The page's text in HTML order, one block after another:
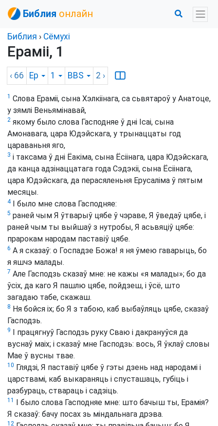
Библия онлайн
Библия › Сёмухі
Ераміі, 1
‹ 66 Ер 1 BBS 2 ›
1 Слова Ераміі, сына Хэлкіінага, са сьвятароў у Анатоце,
у зямлі Веньямінавай,
2 якому было слова Гасподняе ў дні Ісаі, сына
Амонавага, цара Юдэйскага, у трынаццаты год
цараваньня яго,
3 і таксама ў дні Ёакіма, сына Ёсіінага, цара Юдэйскага,
да канца адзінаццатага года Сэдэкіі, сына Ёсіінага,
цара Юдэйскага, да перасяленьня Ерусаліма ў пятым
месяцы.
4І было мне слова Гасподняе:
5 раней чым Я ўтварыў цябе ў чэраве, Я ўведаў цябе, і
раней чым ты выйшаў з нутробы, Я асьвяціў цябе:
прарокам народам паставіў цябе.
6 А я сказаў: о Госпадзе Божа! я ня ўмею гаварыць, бо
я яшчэ малады.
7 Але Гасподзь сказаў мне: не кажы «я малады»; бо да
ўсіх, да каго Я пашлю цябе, пойдзеш, і ўсё, што
загадаю табе, скажаш.
8 Ня бойся іх; бо Я з табою, каб выбаўляць цябе, сказаў
Гасподзь.
9
І працягнуў Гасподзь руку Сваю і дакрануўся да
вуснаў маіх; і сказаў мне Гасподзь: вось, Я ўклаў словы
Мае ў вусны твае.
10 Глядзі, Я паставіў цябе ў гэты дзень над народамі і
царствамі, каб выкараняць і спусташаць, губіць і
разбураць, ствараць і садзіць.
11
І было слова Гасподняе мне: што бачыш ты, Ерамія?
Я сказаў: бачу посах зь міндальнага дрэва.
12